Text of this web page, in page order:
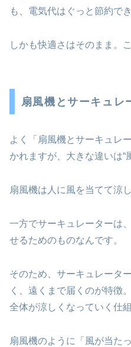
も、電気代はぐっと節約でき
しかも快適さはそのまま。
扇風機とサーキュレ
よく「扇風機とサーキュレ
かれますが、大きな違いは“
扇風機は人に風を当てて涼
一方でサーキュレーターは
せるためのものなんです。
そのため、サーキュレータ
く、遠くまで届くのが特徴
全体が涼しくなっていく仕
扇風機のように「風が当た